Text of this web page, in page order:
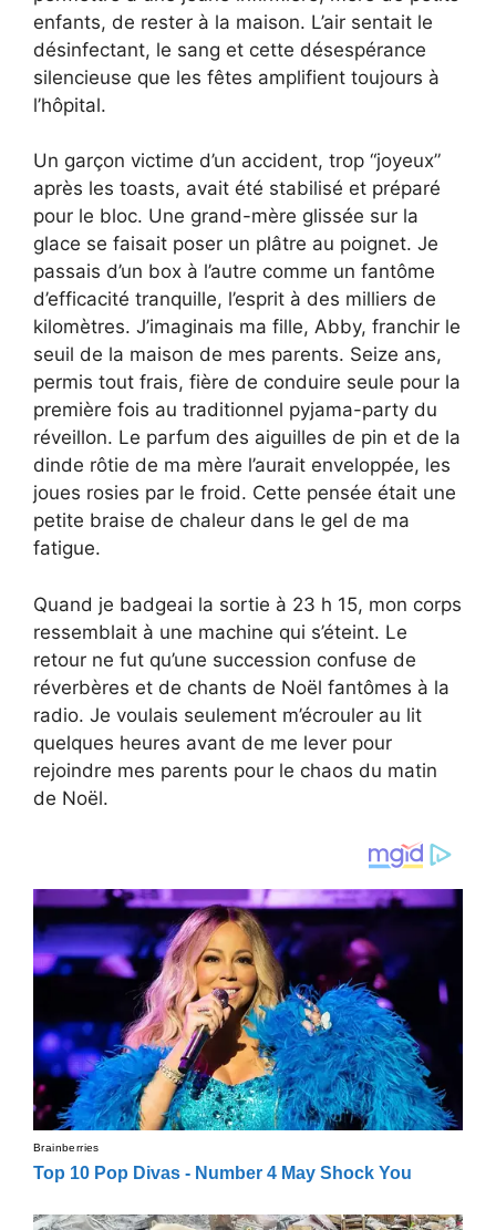
enfants, de rester à la maison. L’air sentait le
désinfectant, le sang et cette désespérance
silencieuse que les fêtes amplifient toujours à
l’hôpital.
Un garçon victime d’un accident, trop “joyeux”
après les toasts, avait été stabilisé et préparé
pour le bloc. Une grand-mère glissée sur la
glace se faisait poser un plâtre au poignet. Je
passais d’un box à l’autre comme un fantôme
d’efficacité tranquille, l’esprit à des milliers de
kilomètres. J’imaginais ma fille, Abby, franchir le
seuil de la maison de mes parents. Seize ans,
permis tout frais, fière de conduire seule pour la
première fois au traditionnel pyjama-party du
réveillon. Le parfum des aiguilles de pin et de la
dinde rôtie de ma mère l’aurait enveloppée, les
joues rosies par le froid. Cette pensée était une
petite braise de chaleur dans le gel de ma
fatigue.
Quand je badgeai la sortie à 23 h 15, mon corps
ressemblait à une machine qui s’éteint. Le
retour ne fut qu’une succession confuse de
réverbères et de chants de Noël fantômes à la
radio. Je voulais seulement m’écrouler au lit
quelques heures avant de me lever pour
rejoindre mes parents pour le chaos du matin
de Noël.